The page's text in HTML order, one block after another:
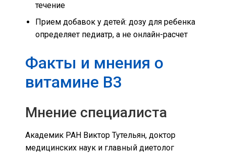
течение
Прием добавок у детей: дозу для ребенка
определяет педиатр, а не онлайн-расчет
Факты и мнения о
витамине B3
Мнение специалиста
Академик РАН Виктор Тутельян, доктор
медицинских наук и главный диетолог